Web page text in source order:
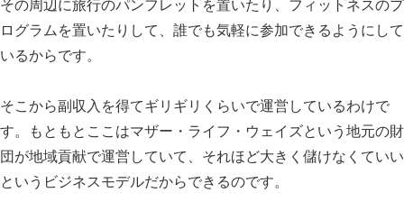
その周辺に旅行のパンフレットを置いたり、フィットネスのプ
ログラムを置いたりして、誰でも気軽に参加できるようにして
いるからです。
そこから副収入を得てギリギリくらいで運営しているわけで
す。もともとここはマザー・ライフ・ウェイズという地元の財
団が地域貢献で運営していて、それほど大きく儲けなくていい
というビジネスモデルだからできるのです。